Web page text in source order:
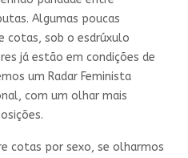
Algumas poucas
cotas, sob o esdrúxulo
já estão em condições de
um Radar Feminista
com um olhar mais
cotas por sexo, se olharmos